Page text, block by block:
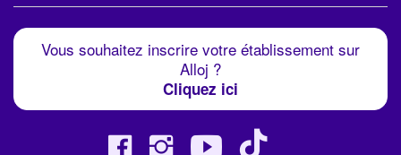
Vous souhaitez inscrire votre établissement sur
Alloj ?
Cliquez ici